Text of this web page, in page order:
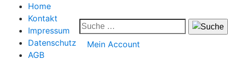
Home
Kontakt
Impressum
Datenschutz
AGB
Mein Account